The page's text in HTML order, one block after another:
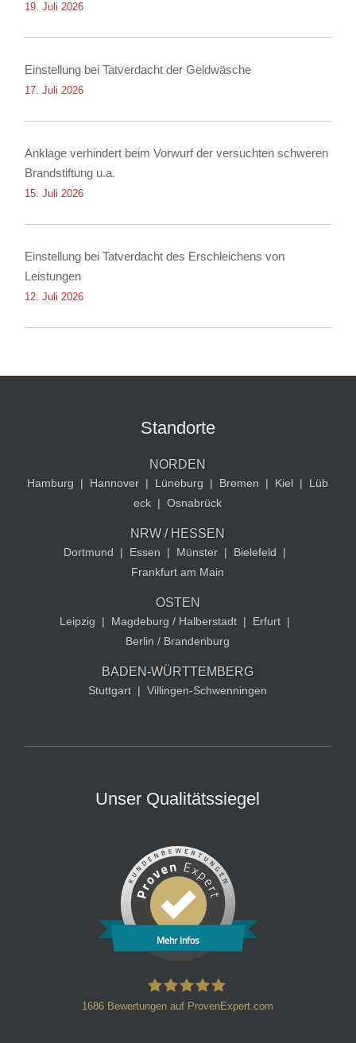
19. Juli 2026
Einstellung bei Tatverdacht der Geldwäsche
17. Juli 2026
Anklage verhindert beim Vorwurf der versuchten schweren
Brandstiftung u.a.
15. Juli 2026
Einstellung bei Tatverdacht des Erschleichens von
Leistungen
12. Juli 2026
Standorte
NORDEN
Hamburg | Hannover | Lüneburg | Bremen | Kiel |
Lüb
eck | Osnabrück
NRW / HESSEN
Dortmund | Essen | Münster | Bielefeld
|
Frankfurt am Main
OSTEN
Leipzig | Magdeburg / Halberstadt | Erfurt |
Berlin / Brandenburg
BADEN-WÜRTTEMBERG
Stuttgart | Villingen-Schwenningen
Unser Qualitätssiegel
Mehr Infos
1686 Bewertungen auf ProvenExpert.com